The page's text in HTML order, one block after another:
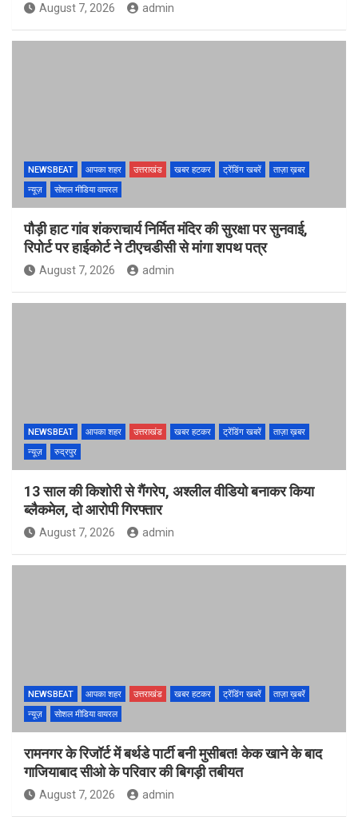
August 7, 2026 admin
NEWSBEAT आपका शहर उत्तराखंड खबर हटकर ट्रेंडिंग खबरें
ताज़ा ख़बर
न्यूज़
सोशल मीडिया वायरल
पौड़ी हाट गांव शंकराचार्य निर्मित मंदिर की सुरक्षा पर सुनवाई,
रिपोर्ट पर हाईकोर्ट ने टीएचडीसी से मांगा शपथ पत्र
August 7, 2026 admin
NEWSBEAT आपका शहर उत्तराखंड खबर हटकर ट्रेंडिंग खबरें
ताज़ा ख़बर
न्यूज़
रुद्रपुर
13 साल की किशोरी से गैंगरेप, अश्लील वीडियो बनाकर किया
ब्लैकमेल, दो आरोपी गिरफ्तार
August 7, 2026 admin
NEWSBEAT आपका शहर उत्तराखंड खबर हटकर ट्रेंडिंग खबरें
ताज़ा ख़बरें
न्यूज़
सोशल मीडिया वायरल
रामनगर के रिजॉर्ट में बर्थडे पार्टी बनी मुसीबत! केक खाने के बाद
गाजियाबाद सीओ के परिवार की बिगड़ी तबीयत
August 7, 2026 admin